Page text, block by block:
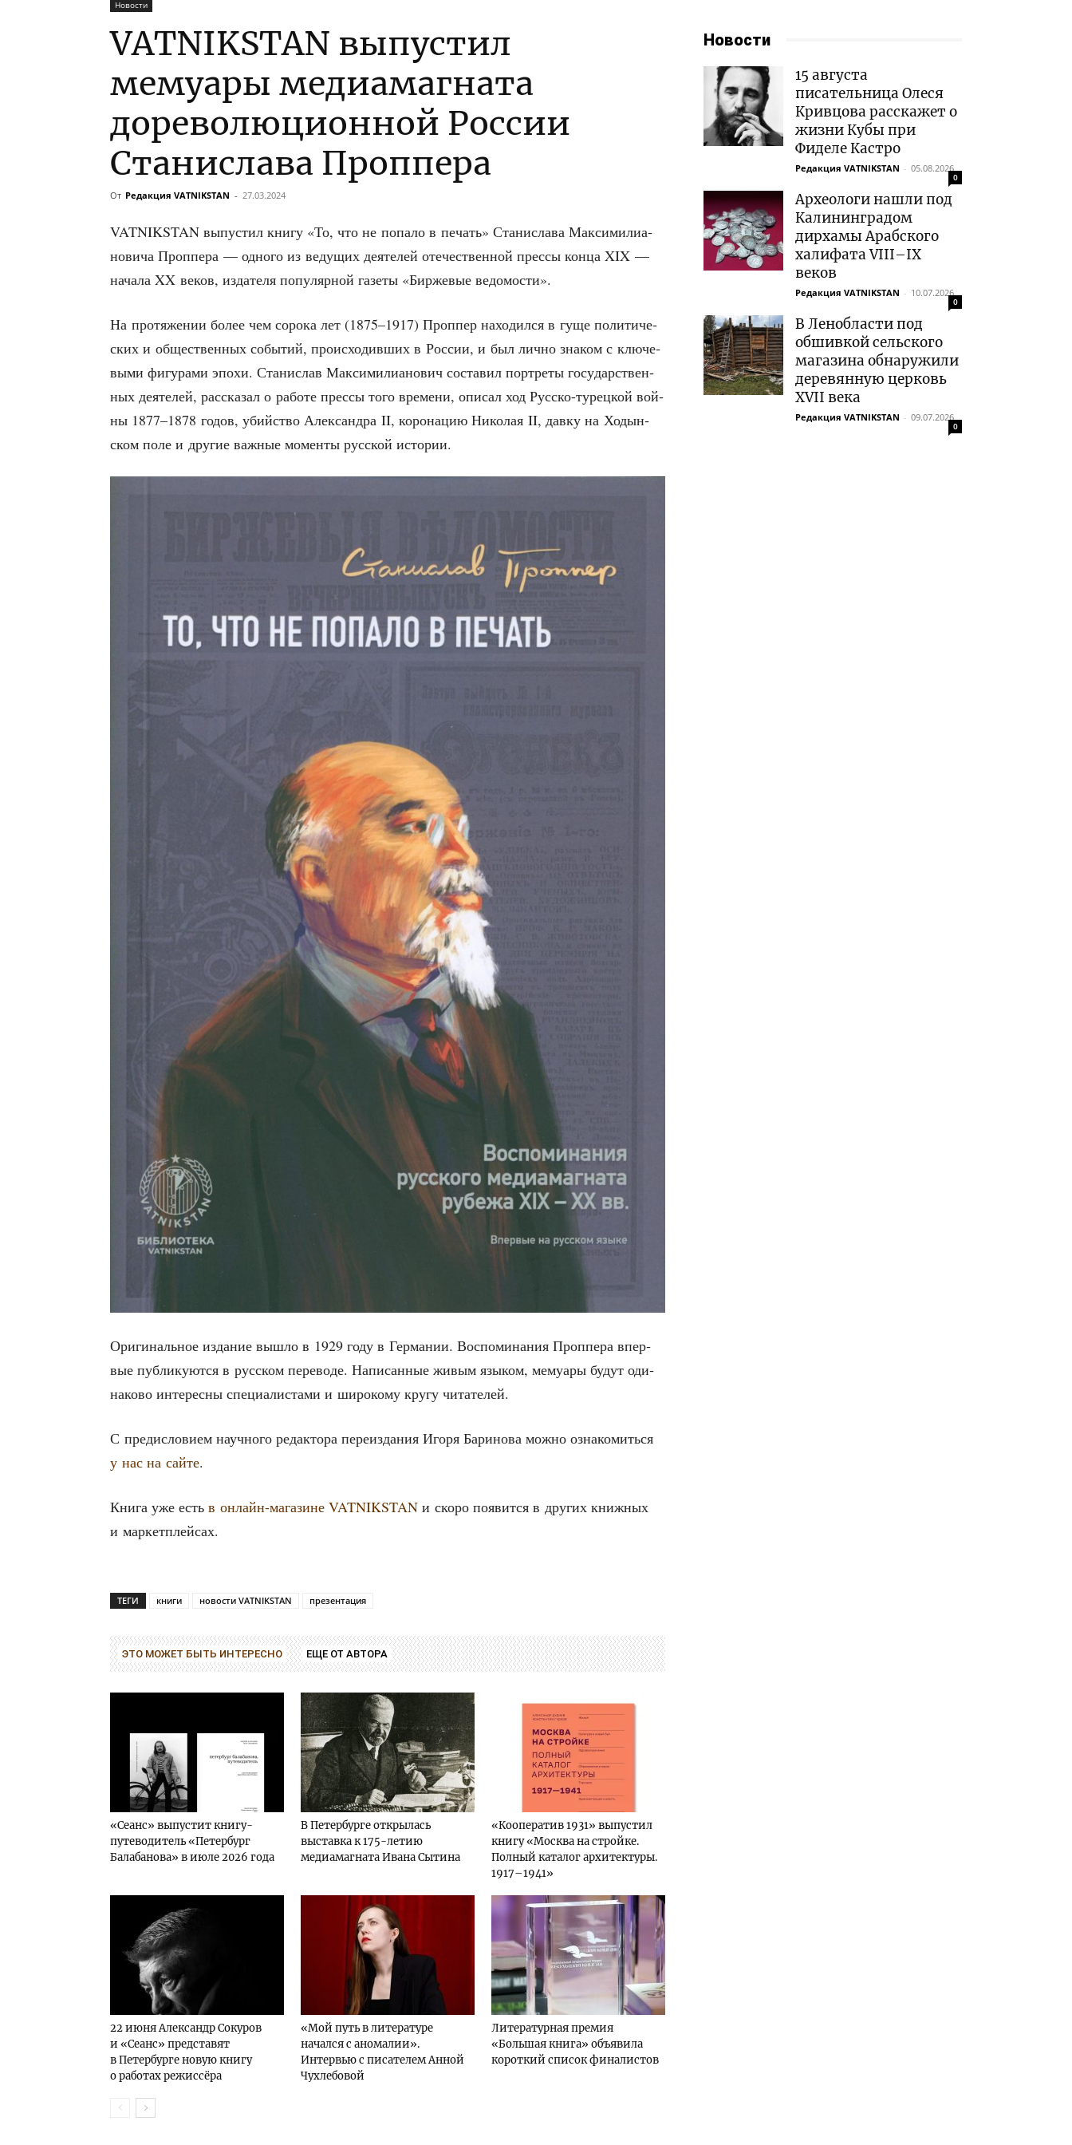
Новости
VATNIKSTAN выпустил
мемуары медиамагната
дореволюционной России
Станислава Проппера
От Редакция VATNIKSTAN - 27.03.2024
VATNIKSTAN выпу­стил кни­гу «То, что не попа­ло в печать» Ста­ни­сла­ва Мак­си­ми­ли­а­
но­ви­ча Про­п­пе­ра — одно­го из веду­щих дея­те­лей оте­че­ствен­ной прес­сы кон­ца XIX —
нача­ла XX веков, изда­те­ля попу­ляр­ной газе­ты «Бир­же­вые ведомости».
На про­тя­же­нии более чем соро­ка лет (1875–1917) Про­п­пер нахо­дил­ся в гуще поли­ти­че­
ских и обще­ствен­ных собы­тий, про­ис­хо­див­ших в Рос­сии, и был лич­но зна­ком с клю­че­
вы­ми фигу­ра­ми эпо­хи. Ста­ни­слав Мак­си­ми­ли­а­но­вич соста­вил порт­ре­ты госу­дар­ствен­
ных дея­те­лей, рас­ска­зал о рабо­те прес­сы того вре­ме­ни, опи­сал ход Рус­ско-турец­кой вой­
ны 1877–1878 годов, убий­ство Алек­сандра II, коро­на­цию Нико­лая II, дав­ку на Ходын­
ском поле и дру­гие важ­ные момен­ты рус­ской истории.
Ори­ги­наль­ное изда­ние вышло в 1929 году в Гер­ма­нии. Вос­по­ми­на­ния Про­п­пе­ра впер­
вые пуб­ли­ку­ют­ся в рус­ском пере­во­де. Напи­сан­ные живым язы­ком, мему­а­ры будут оди­
на­ко­во инте­рес­ны спе­ци­а­ли­ста­ми и широ­ко­му кру­гу читателей.
С пре­ди­сло­ви­ем науч­но­го редак­то­ра пере­из­да­ния Иго­ря Бари­но­ва мож­но озна­ко­мить­ся
у нас на сай­те.
Кни­га уже есть в онлайн-мага­зине VATNIKSTAN и ско­ро появит­ся в дру­гих книж­ных
и маркетплейсах.
ТЕГИ книги новости VATNIKSTAN презентация
ЭТО МОЖЕТ БЫТЬ ИНТЕРЕСНО ЕЩЕ ОТ АВТОРА
«Сеанс» выпустит книгу-
путеводитель «Петербург
Балабанова» в июле 2026 года
В Петербурге открылась
выставка к 175-летию
медиамагната Ивана Сытина
«Кооператив 1931» выпустил
книгу «Москва на стройке.
Полный каталог архитектуры.
1917–1941»
22 июня Александр Сокуров
и «Сеанс» представят
в Петербурге новую книгу
о работах режиссёра
«Мой путь в литературе
начался с аномалии».
Интервью с писателем Анной
Чухлебовой
Литературная премия
«Большая книга» объявила
короткий список финалистов
Новости
15 августа
писательница Олеся
Кривцова расскажет о
жизни Кубы при
Фиделе Кастро
Редакция VATNIKSTAN - 05.08.2026
0
Археологи нашли под
Калининградом
дирхамы Арабского
халифата VIII–IX
веков
Редакция VATNIKSTAN - 10.07.2026
0
В Ленобласти под
обшивкой сельского
магазина обнаружили
деревянную церковь
XVII века
Редакция VATNIKSTAN - 09.07.2026
0